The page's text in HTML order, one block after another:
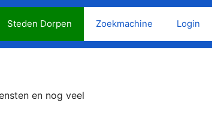
Steden Dorpen Zoekmachine Login
en nog veel